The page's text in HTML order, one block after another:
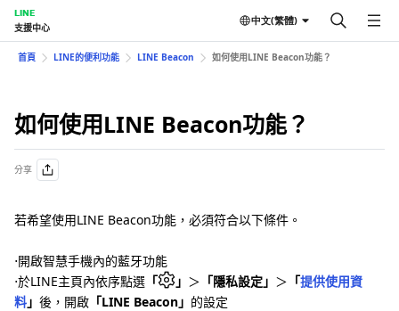
LINE
支援中心
中文(繁體)
首頁 LINE的便利功能 LINE Beacon 如何使用LINE Beacon功能？
如何使用LINE Beacon功能？
分享
若希望使用LINE Beacon功能，必須符合以下條件。
⋅開啟智慧手機內的藍牙功能
⋅於LINE主頁內依序點選 「 」 ＞ 「隱私設定」 ＞ 「提供使用資
料」 後，開啟 「LINE Beacon」 的設定